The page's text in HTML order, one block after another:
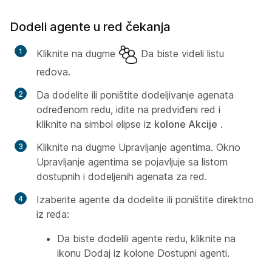
Dodeli agente u red čekanja
Kliknite na dugme
Da biste videli listu
redova.
Da dodelite ili poništite dodeljivanje agenata
određenom redu, idite na predviđeni red i
kliknite na simbol elipse iz kolone Akcije .
Kliknite na dugme Upravljanje agentima. Okno
Upravljanje agentima se pojavljuje sa listom
dostupnih i dodeljenih agenata za red.
Izaberite agente da dodelite ili poništite direktno
iz reda:
Da biste dodelili agente redu, kliknite na
ikonu Dodaj iz kolone Dostupni agenti.